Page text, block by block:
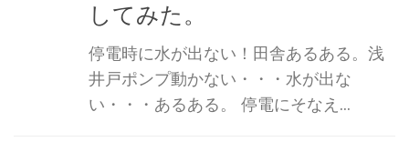
してみた。
停電時に水が出ない！田舎あるある。浅
井戸ポンプ動かない・・・水が出な
い・・・あるある。 停電にそなえ...